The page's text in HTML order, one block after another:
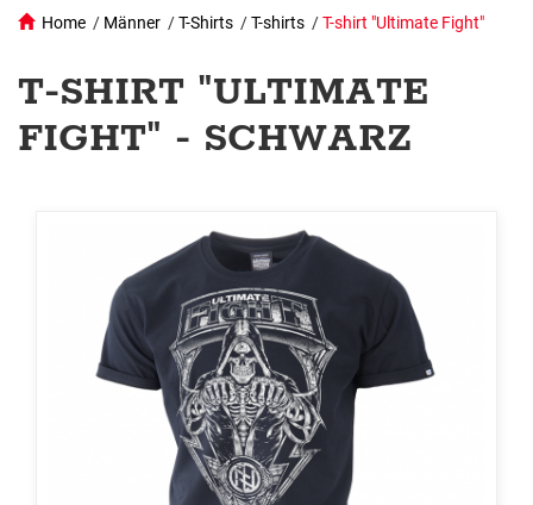
Home / Männer /T-Shirts /T-shirts /T-shirt "Ultimate Fight"
T-SHIRT "ULTIMATE
FIGHT" - SCHWARZ